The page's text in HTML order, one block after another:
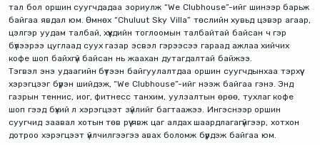
тал бол оршин суугчдадаа зориулж “We Clubhouse”-ийг шинээр барьж
байгаа явдал юм. Өмнөх “Chuluut Sky Villa” төслийн хувьд цэвэр агаар,
цэлгэр уудам талбай, хүүхдийн тоглоомын талбайтай байсан ч гэр
бүлээрээ цуглаад суух газар эсвэл гэрээсээ гараад ажлаа хийчих
кофе шоп байхгүй байсан нь жаахан дутагдалтай байжээ.
Тэгвэл энэ удаагийн бүтээн байгуулалтдаа оршин суугчдынхаа тэрхүү
хэрэгцээг бүрэн шийдэж, “We Clubhouse”-ийг нээж байгаа гэнэ. Энд
газрын теннис, иог, фитнесс танхим, уулзалтын өрөө, тухлаг кофе
шоп гээд бүхий л хэрэгцээт зүйлийг багтаажээ. Ингэснээр оршин
суугчид заавал хотын төв рүү явж цаг алдах шаардлагагүйгээр, хотхон
дотроо хэрэгцээт үйлчилгээгээ авах боломж бүрдэж байгаа юм.